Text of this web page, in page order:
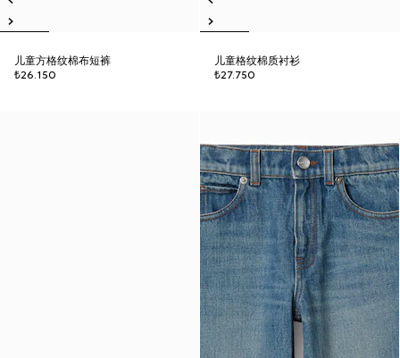
儿童方格纹棉布短裤
₺26.150
儿童格纹棉质衬衫
₺27.750